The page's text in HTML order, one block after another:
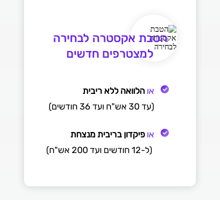
הטבת אקסטרה לבחירה
למצטרפים חדשים
או הלוואה ללא ריבית
(עד 30 אש"ח ועד 36 חודשים)
או פיקדון בריבית מנצחת
(ל-12 חודשים ועד 200 אש"ח)